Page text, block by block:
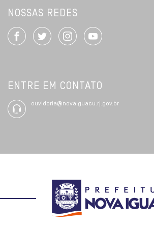
NOSSAS REDES
ENTRE EM CONTATO
ouvidoria@novaiguacu.rj.gov.br